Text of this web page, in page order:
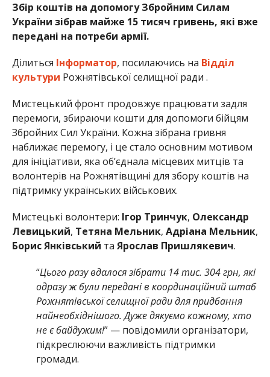
Збір коштів на допомогу Збройним Силам
України зібрав майже 15 тисяч гривень, які вже
передані на потреби армії.
Ділиться Інформатор, посилаючись на Відділ
культури Рожнятівської селищної ради .
Мистецький фронт продовжує працювати задля
перемоги, збираючи кошти для допомоги бійцям
Збройних Сил України. Кожна зібрана гривня
наближає перемогу, і це стало основним мотивом
для ініціативи, яка об’єднала місцевих митців та
волонтерів на Рожнятівщині для збору коштів на
підтримку українських військових.
Мистецькі волонтери: Ігор Тринчук, Олександр
Левицький, Тетяна Мельник, Адріана Мельник,
Борис Янківський та Ярослав Пришлякевич.
“Цього разу вдалося зібрати 14 тис. 304 грн, які
одразу ж були передані в координаційний штаб
Рожнятівської селищної ради для придбання
найнеобхіднішого. Дуже дякуємо кожному, хто
не є байдужим!” — повідомили організатори,
підкреслюючи важливість підтримки
громади.